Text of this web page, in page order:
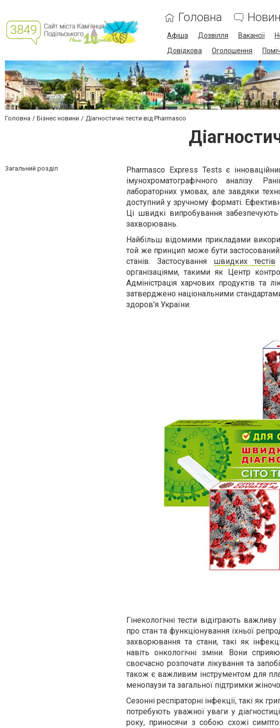
Головна
Афіша Дозвілля Вакансії
Довідкова
Оголошення
Головна Бізнес новини Діагностичні тести від Pharmasco
Загальний розділ
Pharmasco Express Tests є
імунохроматографічного аналізу.
лабораторних умовах, але завдяки
доступний у зручному форматі.
Ці швидкі випробування
захворювань.
Найбільш відомими прикладами
той же принцип може бути застосований
станів. Застосування швидких тестів
організаціями, такими як Центр
Адміністрація харчових продуктів та
затверджено національними
здоров'я України.
Гінекологічні тести відіграють
про стан та функціонування їхньої
захворювання та стани, такі як
навіть онкологічні зміни. Вони
своєчасно розпочати лікування та
також є важливим інструментом для
менопаузи та загальної підтримки
Сезонні респіраторні інфекції, такі як
потребують уважної уваги у
року, приносячи з собою схожі